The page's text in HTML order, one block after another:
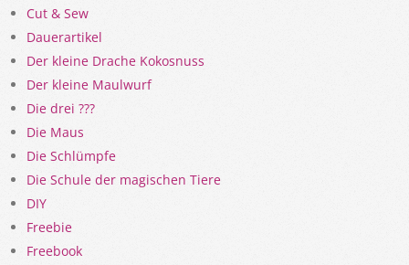
Cut & Sew
Dauerartikel
Der kleine Drache Kokosnuss
Der kleine Maulwurf
Die drei ???
Die Maus
Die Schlümpfe
Die Schule der magischen Tiere
DIY
Freebie
Freebook